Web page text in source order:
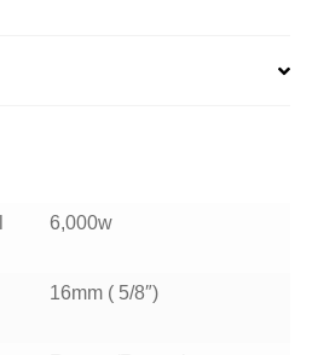
6,000w
16mm ( 5/8″)